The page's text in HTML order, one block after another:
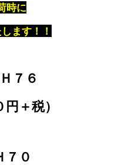
時に
ます！！
７６
円＋税）
０